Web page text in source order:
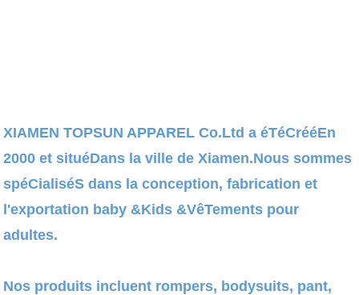
XIAMEN TOPSUN APPAREL Co.Ltd a éTéCrééEn
2000 et situéDans la ville de Xiamen.Nous sommes
spéCialiséS dans la conception, fabrication et
l'exportation baby &Kids &VêTements pour
adultes.
Nos produits incluent rompers, bodysuits, pant,